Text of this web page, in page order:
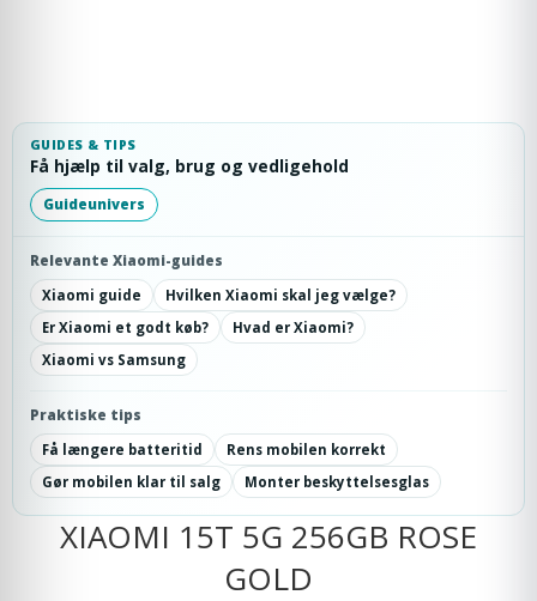
GUIDES & TIPS
Få hjælp til valg, brug og vedligehold
Guideunivers
Relevante Xiaomi-guides
Xiaomi guide
Hvilken Xiaomi skal jeg vælge?
Er Xiaomi et godt køb?
Hvad er Xiaomi?
Xiaomi vs Samsung
Praktiske tips
Få længere batteritid
Rens mobilen korrekt
Gør mobilen klar til salg
Monter beskyttelsesglas
XIAOMI 15T 5G 256GB ROSE
GOLD